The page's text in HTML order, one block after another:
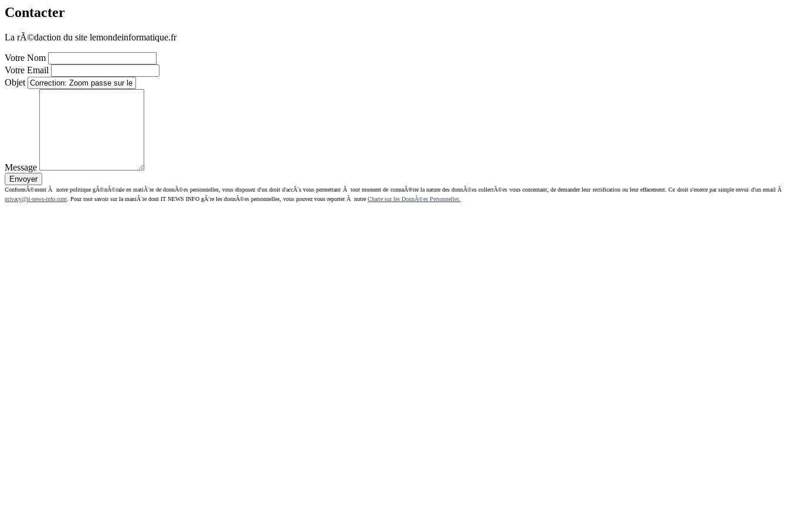
Contacter
La rÃ©daction du site lemondeinformatique.fr
Votre Nom
Votre Email
Objet
Message
ConformÃ©ment Ã notre politique gÃ©nÃ©rale en matiÃ¨re de donnÃ©es personnelles, vous disposez d'un droit d'accÃ¨s vous permettant Ã tout moment de connaÃ®tre la nature des donnÃ©es collectÃ©es vous concernant, de demander leur rectification ou leur effacement. Ce droit s'exerce par simple envoi d'un email Ã
privacy@it-news-info.com . Pour tout savoir sur la maniÃ¨re dont IT NEWS INFO gÃ¨re les donnÃ©es personnelles, vous pouvez vous reporter Ã notre Charte sur les DonnÃ©es Personnelles.